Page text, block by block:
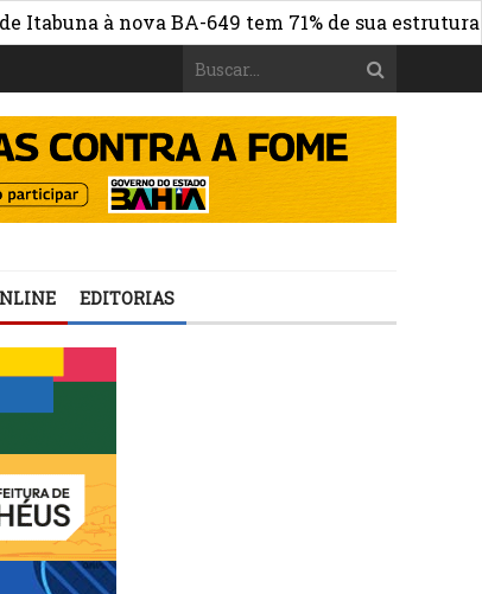
à nova BA-649 tem 71% de sua estrutura de
EDITORIAS